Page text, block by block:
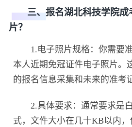
三、报名湖北科技学院成
片？
1.电子照片规格：你需要准
本人近期免冠证件电子照片。
的报名信息采集和未来的准考
2.具体要求：通常要求是白
式，文件大小在几十KB以内